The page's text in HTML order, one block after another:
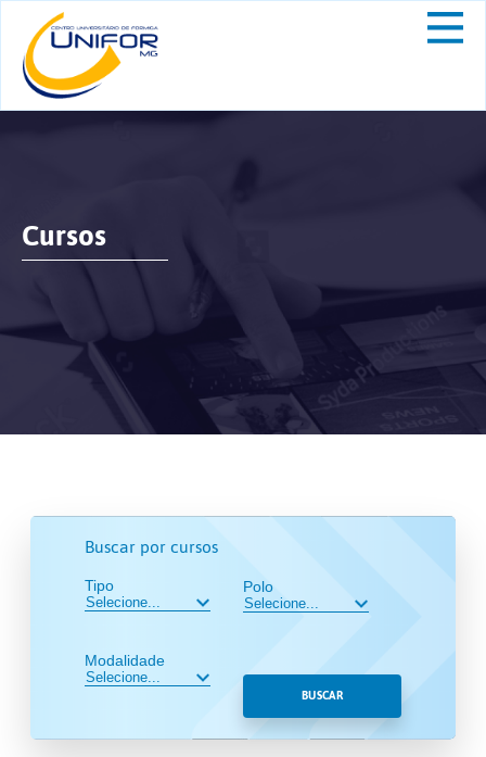
Cursos
Buscar por cursos
Tipo
Modalidade
Polo
BUSCAR